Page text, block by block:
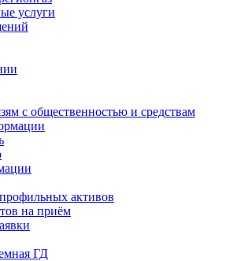
услуги
с общественностью и средствам
активов
на приём
ГД